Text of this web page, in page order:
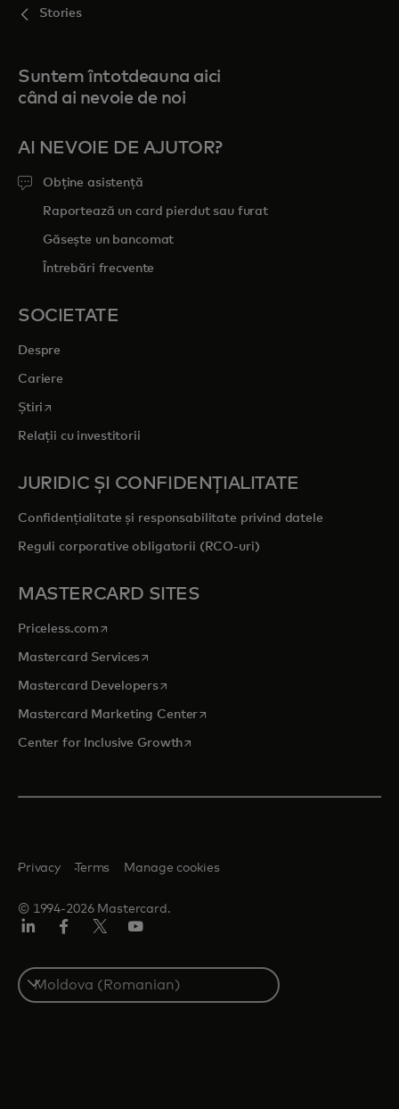
Stories
Suntem întotdeauna aici
când ai nevoie de noi
AI NEVOIE DE AJUTOR?
Obține asistență
Raportează un card pierdut sau furat
Găsește un bancomat
Întrebări frecvente
SOCIETATE
Despre
Cariere
Știri opens in a new tab
Relații cu investitorii
JURIDIC ȘI CONFIDENȚIALITATE
Confidențialitate și responsabilitate privind datele
Reguli corporative obligatorii (RCO-uri)
MASTERCARD SITES
Priceless.com opens in a new tab
Mastercard Servicesopens in a new tab
Mastercard Developersopens in a new tab
Mastercard Marketing Centeropens in a new tab
Center for Inclusive Growthopens in a new tab
© 1994-2026 Mastercard.
Privacy Terms Manage cookies
Select
a
country